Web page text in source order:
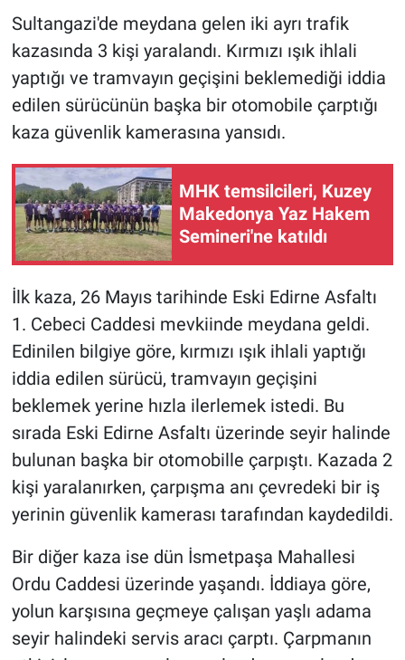
Sultangazi'de meydana gelen iki ayrı trafik
kazasında 3 kişi yaralandı. Kırmızı ışık ihlali
yaptığı ve tramvayın geçişini beklemediği iddia
edilen sürücünün başka bir otomobile çarptığı
kaza güvenlik kamerasına yansıdı.
MHK temsilcileri, Kuzey
Makedonya Yaz Hakem
Semineri'ne katıldı
İlk kaza, 26 Mayıs tarihinde Eski Edirne Asfaltı
1. Cebeci Caddesi mevkiinde meydana geldi.
Edinilen bilgiye göre, kırmızı ışık ihlali yaptığı
iddia edilen sürücü, tramvayın geçişini
beklemek yerine hızla ilerlemek istedi. Bu
sırada Eski Edirne Asfaltı üzerinde seyir halinde
bulunan başka bir otomobille çarpıştı. Kazada 2
kişi yaralanırken, çarpışma anı çevredeki bir iş
yerinin güvenlik kamerası tarafından kaydedildi.
Bir diğer kaza ise dün İsmetpaşa Mahallesi
Ordu Caddesi üzerinde yaşandı. İddiaya göre,
yolun karşısına geçmeye çalışan yaşlı adama
seyir halindeki servis aracı çarptı. Çarpmanın